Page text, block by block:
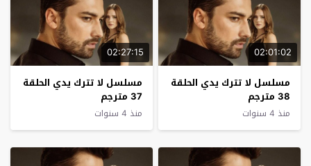
02:01:02
مسلسل لا تترك يدي الحلقة
38 مترجم
منذ 4 سنوات
02:27:15
مسلسل لا تترك يدي الحلقة
37 مترجم
منذ 4 سنوات